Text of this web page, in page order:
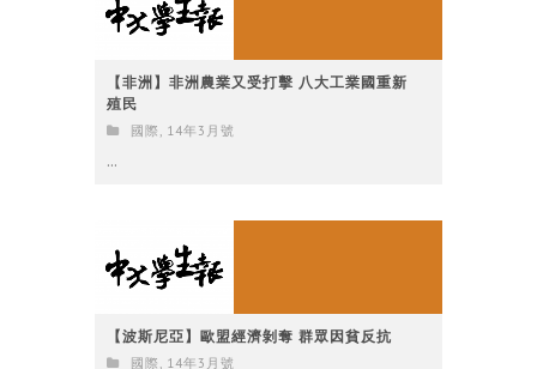
【非洲】非洲農業又受打擊 八大工業國重新
殖民
國際 , 14年3月號
...
【波斯尼亞】歐盟經濟剝奪 群眾因貧反抗
國際 14年3月號